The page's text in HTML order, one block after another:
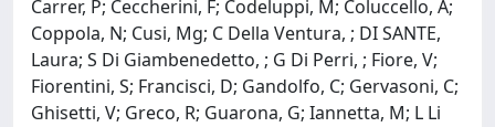
Carrer, P; Ceccherini, F; Codeluppi, M; Coluccello, A;
Coppola, N; Cusi, Mg; C Della Ventura, ; DI SANTE,
Laura; S Di Giambenedetto, ; G Di Perri, ; Fiore, V;
Fiorentini, S; Francisci, D; Gandolfo, C; Gervasoni, C;
Ghisetti, V; Greco, R; Guarona, G; Iannetta, M; L Li